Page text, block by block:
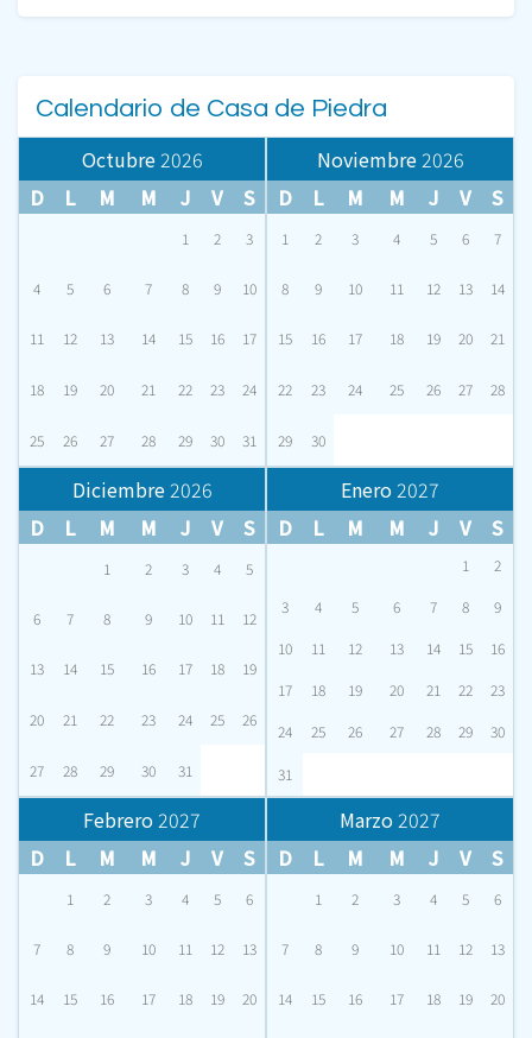
Calendario de Casa de Piedra
Octubre2026
D
L M M J V S
1 2 3
4 5 6 7 8 9 10
11 12 13 14 15 16 17
18 19 20 21 22 23 24
25 26 27 28 29 30 31
Noviembre2026
D
L M M J V S
1 2 3 4 5 6 7
8 9 10 11 12 13 14
15 16 17 18 19 20 21
22 23 24 25 26 27 28
29 30
Diciembre2026
D
L M M J V S
1 2 3 4 5
6 7 8 9 10 11 12
13 14 15 16 17 18 19
20 21 22 23 24 25 26
27 28 29 30 31
Enero2027
D
L M M J V S
1 2
3 4 5 6 7 8 9
10 11 12 13 14 15 16
17 18 19 20 21 22 23
24 25 26 27 28 29 30
31
Febrero2027
D
L M M J V S
1 2 3 4 5 6
7 8 9 10 11 12 13
14 15 16 17 18 19 20
Marzo2027
D
L M M J V S
1 2 3 4 5 6
7 8 9 10 11 12 13
14 15 16 17 18 19 20